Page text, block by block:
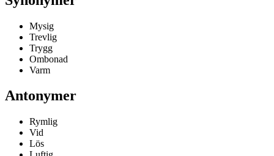
Mysig
Trevlig
Trygg
Ombonad
Varm
Antonymer
Rymlig
Vid
Lös